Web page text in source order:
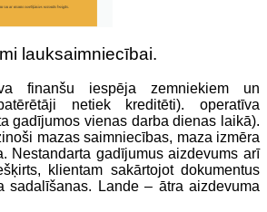
lauksaimniecībai.
finanšu iespēja zemniekiem un
netiek kreditēti). operatīva
gadījumos vienas darba dienas laikā).
mazas saimniecības, maza izmēra
Nestandarta gadījumus aizdevums arī
klientam sakārtojot dokumentus
sadalīšanas. Lande – ātra aizdevuma